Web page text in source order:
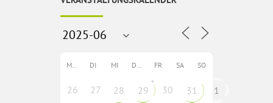
MO DI MI DO FR SA SO
26 27 28 29
+
30 31 1